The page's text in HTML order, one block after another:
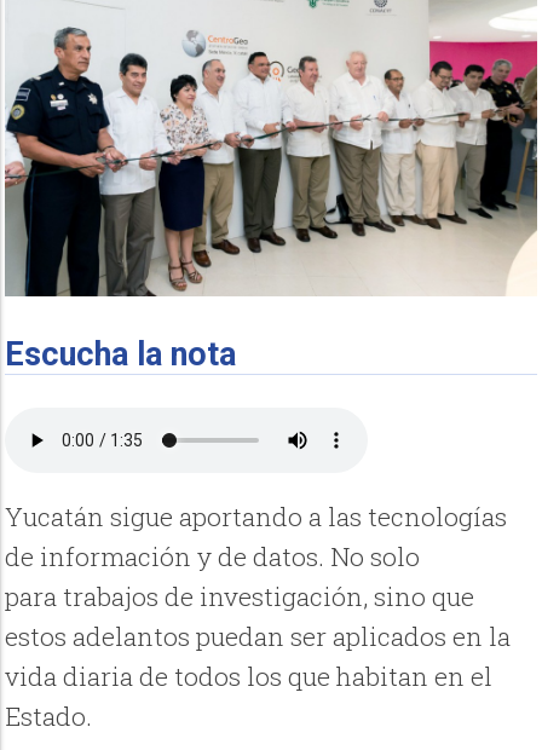
Escucha la nota
Yucatán sigue aportando a las tecnologías
de información y de datos. No solo
para trabajos de investigación, sino que
estos adelantos puedan ser aplicados en la
vida diaria de todos los que habitan en el
Estado.